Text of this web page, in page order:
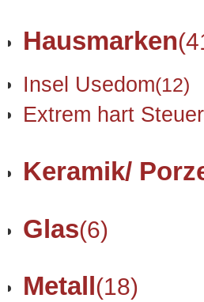
Hausmarken
Insel Usedom(12)
Extrem hart
Keramik/
Glas(6)
Metall(18)